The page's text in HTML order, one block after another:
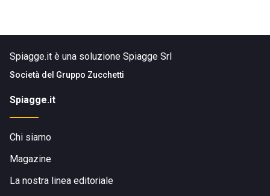
Spiagge.it è una soluzione Spiagge Srl
Società del Gruppo Zucchetti
Spiagge.it
Chi siamo
Magazine
La nostra linea editoriale